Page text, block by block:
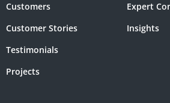
Customers
Customer Stories
Testimonials
Projects
Expert
Insights